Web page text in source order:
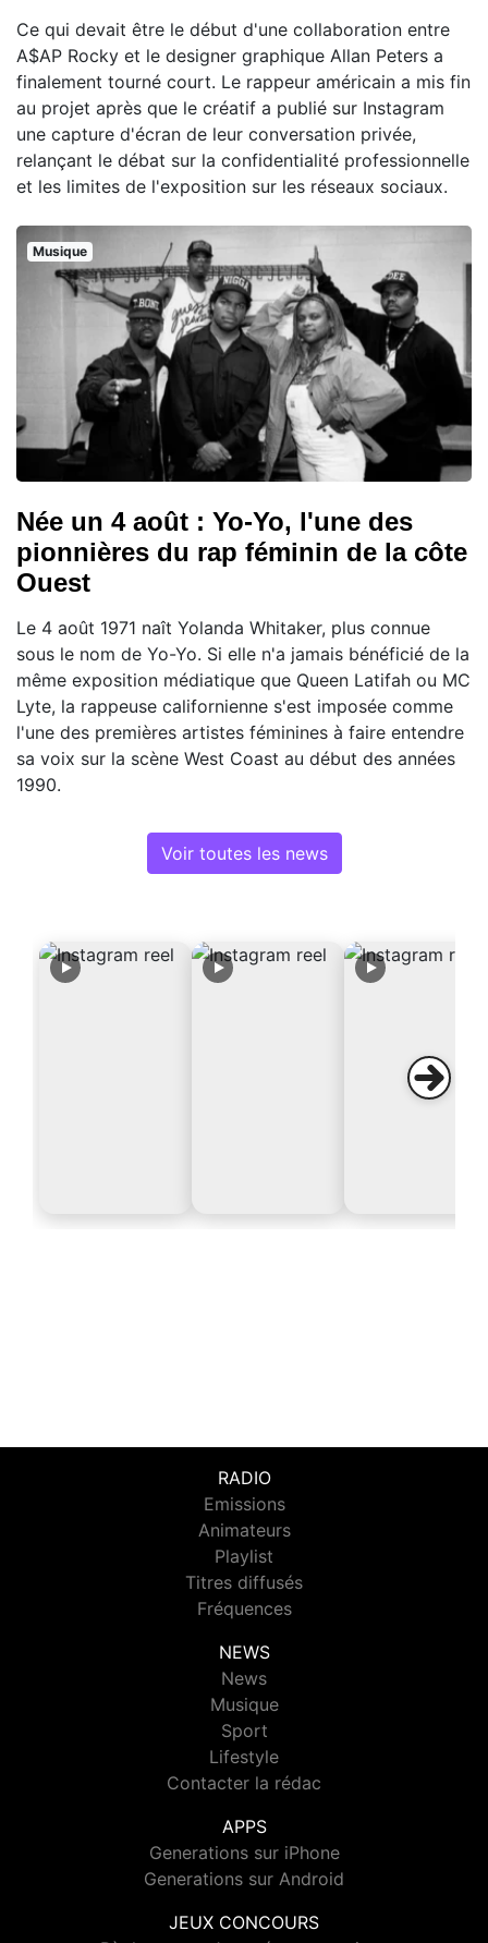
Ce qui devait être le début d'une collaboration entre
A$AP Rocky et le designer graphique Allan Peters a
finalement tourné court. Le rappeur américain a mis fin
au projet après que le créatif a publié sur Instagram
une capture d'écran de leur conversation privée,
relançant le débat sur la confidentialité professionnelle
et les limites de l'exposition sur les réseaux sociaux.
Musique
Née un 4 août : Yo-Yo, l'une des
pionnières du rap féminin de la côte
Ouest
Le 4 août 1971 naît Yolanda Whitaker, plus connue
sous le nom de Yo-Yo. Si elle n'a jamais bénéficié de la
même exposition médiatique que Queen Latifah ou MC
Lyte, la rappeuse californienne s'est imposée comme
l'une des premières artistes féminines à faire entendre
sa voix sur la scène West Coast au début des années
1990.
Voir toutes les news
RADIO
Emissions
Animateurs
Playlist
Titres diffusés
Fréquences
NEWS
News
Musique
Sport
Lifestyle
Contacter la rédac
APPS
Generations sur iPhone
Generations sur Android
JEUX CONCOURS